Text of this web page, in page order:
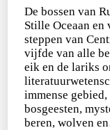
De bossen van
Stille Oceaan
steppen van
vijfde van alle
eik en de lariks
immense
bosgeesten,
beren, wolven